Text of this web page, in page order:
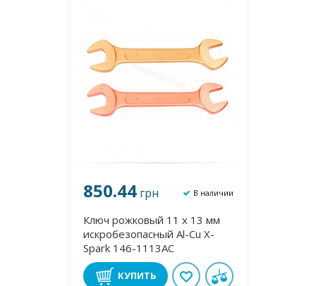
850.44 грн В наличии
Ключ рожковый 11 х 13 мм
искробезопасный Al-Cu X-
Spark 146-1113AC
КУПИТЬ